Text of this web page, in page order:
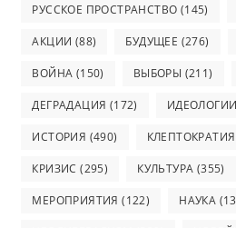
РУССКОЕ ПРОСТРАНСТВО (145)
АКЦИИ (88) БУДУЩЕЕ (276)
ВОЙНА (150) ВЫБОРЫ (211)
ДЕГРАДАЦИЯ (172) ИДЕОЛОГИИ
ИСТОРИЯ (490) КЛЕПТОКРАТИЯ
КРИЗИС (295) КУЛЬТУРА (355)
МЕРОПРИЯТИЯ (122) НАУКА